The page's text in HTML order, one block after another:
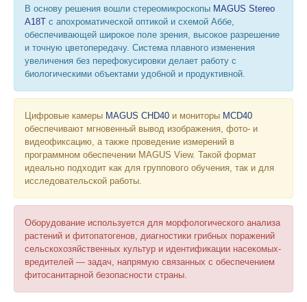
В основу решения вошли стереомикроскопы MAGUS Stereo
A18T с апохроматической оптикой и схемой Аббе,
обеспечивающей широкое поле зрения, высокое разрешение
и точную цветопередачу. Система плавного изменения
увеличения без перефокусировки делает работу с
биологическими объектами удобной и продуктивной.
Цифровые камеры MAGUS CHD40 и мониторы MCD40
обеспечивают мгновенный вывод изображения, фото- и
видеофиксацию, а также проведение измерений в
программном обеспечении MAGUS View. Такой формат
идеально подходит как для группового обучения, так и для
исследовательской работы.
Оборудование используется для морфологического анализа
растений и фитопатогенов, диагностики грибных поражений
сельскохозяйственных культур и идентификации насекомых-
вредителей — задач, напрямую связанных с обеспечением
фитосанитарной безопасности страны.